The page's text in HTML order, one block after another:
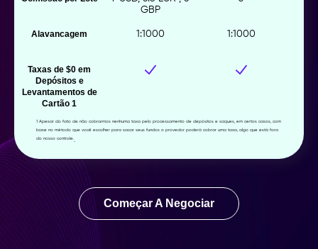
GBP
Alavancagem 1:1000 1:1000
Taxas de $0 em
Depósitos e
Levantamentos de
Cartão 1
1 Apesar do fato de não cobrarmos nenhuma taxa pelo processamento de depósitos e saques, em certos casos, com
base no método que você escolher para sacar seus fundos o provedor poderá cobrar uma taxa, algo que está fora
do nosso controle..
Começar A Negociar